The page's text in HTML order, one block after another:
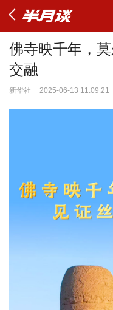
佛寺映千年，
交融
新华社 2025-06-13 11:09:21